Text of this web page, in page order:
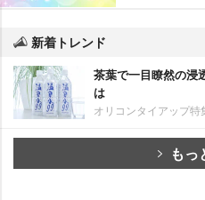
新着トレンド
茶葉で一目瞭然の浸
は
オリコンタイアップ特
もっ